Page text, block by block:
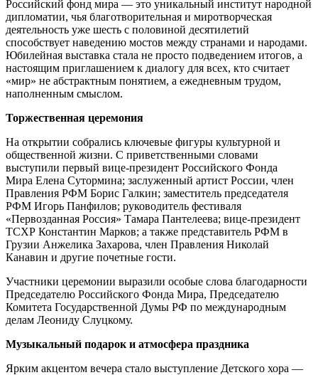
Российский фонд мира — это уникальный институт народной
дипломатии, чья благотворительная и миротворческая
деятельность уже шесть с половиной десятилетий
способствует наведению мостов между странами и народами.
Юбилейная выставка стала не просто подведением итогов, а
настоящим приглашением к диалогу для всех, кто считает
«мир» не абстрактным понятием, а ежедневным трудом,
наполненным смыслом.
Торжественная церемония
На открытии собрались ключевые фигуры культурной и
общественной жизни. С приветственными словами
выступили первый вице-президент Российского Фонда
Мира Елена Сутормина; заслуженный артист России, член
Правления РФМ Борис Галкин; заместитель председателя
РФМ Игорь Панфилов; руководитель фестиваля
«Первозданная Россия» Тамара Пантелеева; вице-президент
ТСХР Константин Марков; а также представитель РФМ в
Грузии Анжелика Захарова, член Правления Николай
Канавин и другие почетные гости.
Участники церемонии выразили особые слова благодарности
Председателю Российского Фонда Мира, Председателю
Комитета Государственной Думы РФ по международным
делам Леониду Слуцкому.
Музыкальный подарок и атмосфера праздника
Ярким акцентом вечера стало выступление Детского хора —